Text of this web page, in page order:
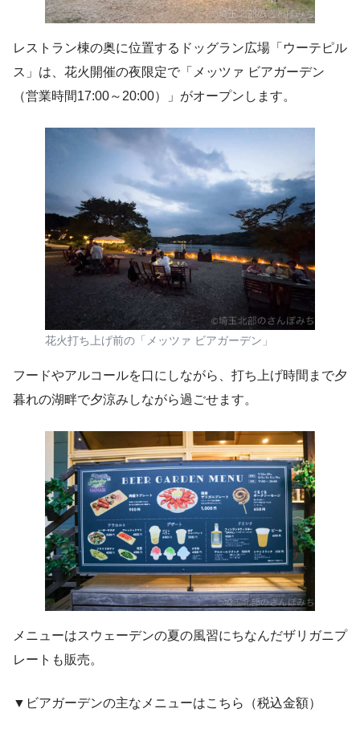
レストラン棟の奥に位置するドッグラン広場「ウーテピル
ス」は、花火開催の夜限定で「メッツァ ビアガーデン
（営業時間17:00～20:00）」がオープンします。
花火打ち上げ前の「メッツァ ビアガーデン」
フードやアルコールを口にしながら、打ち上げ時間まで夕
暮れの湖畔で夕涼みしながら過ごせます。
メニューはスウェーデンの夏の風習にちなんだザリガニプ
レートも販売。
▼ビアガーデンの主なメニューはこちら（税込金額）